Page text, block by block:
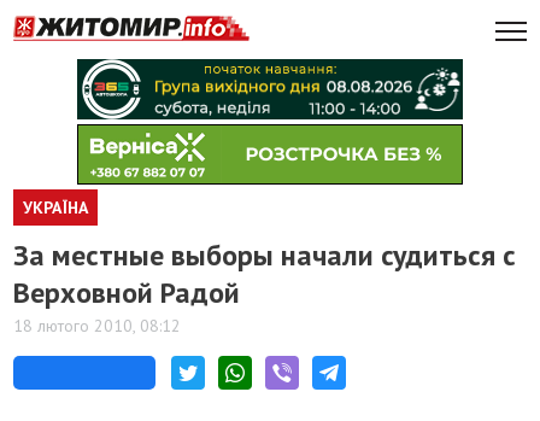
УКРАЇНА
За местные выборы начали судиться с
Верховной Радой
18 лютого 2010, 08:12